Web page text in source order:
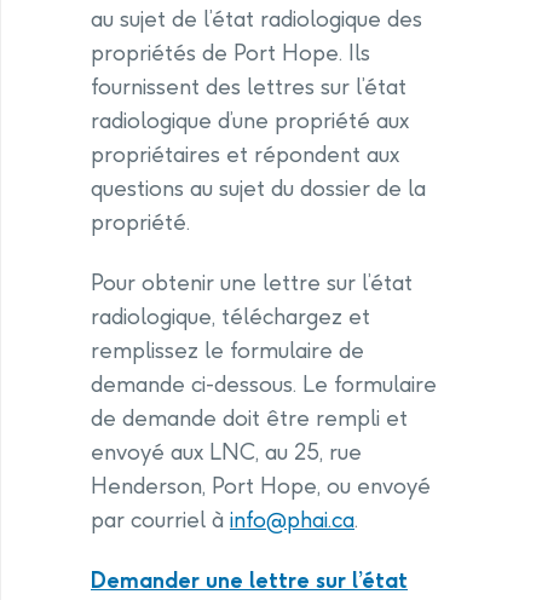
au sujet de l’état radiologique des
propriétés de Port Hope. Ils
fournissent des lettres sur l’état
radiologique d’une propriété aux
propriétaires et répondent aux
questions au sujet du dossier de la
propriété.
Pour obtenir une lettre sur l’état
radiologique, téléchargez et
remplissez le formulaire de
demande ci-dessous. Le formulaire
de demande doit être rempli et
envoyé aux LNC, au 25, rue
Henderson, Port Hope, ou envoyé
par courriel à info@phai.ca.
Demander une lettre sur l’état